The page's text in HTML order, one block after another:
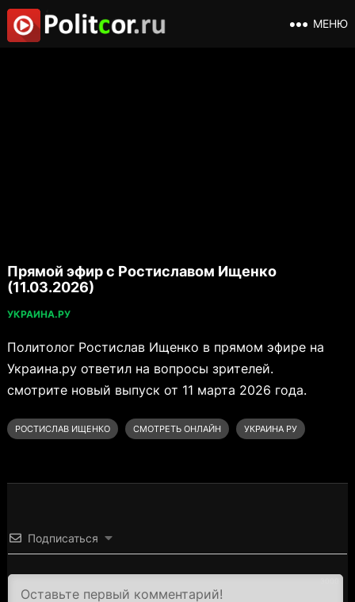
МЕНЮ
Прямой эфир с Ростиславом Ищенко
(11.03.2026)
УКРАИНА.РУ
Политолог Ростислав Ищенко в прямом эфире на
Украина.ру ответил на вопросы зрителей.
смотрите новый выпуск от 11 марта 2026 года.
РОСТИСЛАВ ИЩЕНКО СМОТРЕТЬ ОНЛАЙН УКРАИНА РУ
Подписаться